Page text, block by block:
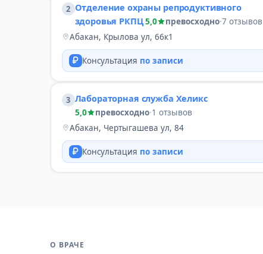
2 Отделение охраны репродуктивного
здоровья РКПЦ5,0 превосходно·7 отзывов
Абакан, Крылова ул, 66к1
Консультация по записи
3 Лабораторная служба Хеликс
5,0 превосходно·1 отзывов
Абакан, Чертыгашева ул, 84
Консультация по записи
О ВРАЧЕ